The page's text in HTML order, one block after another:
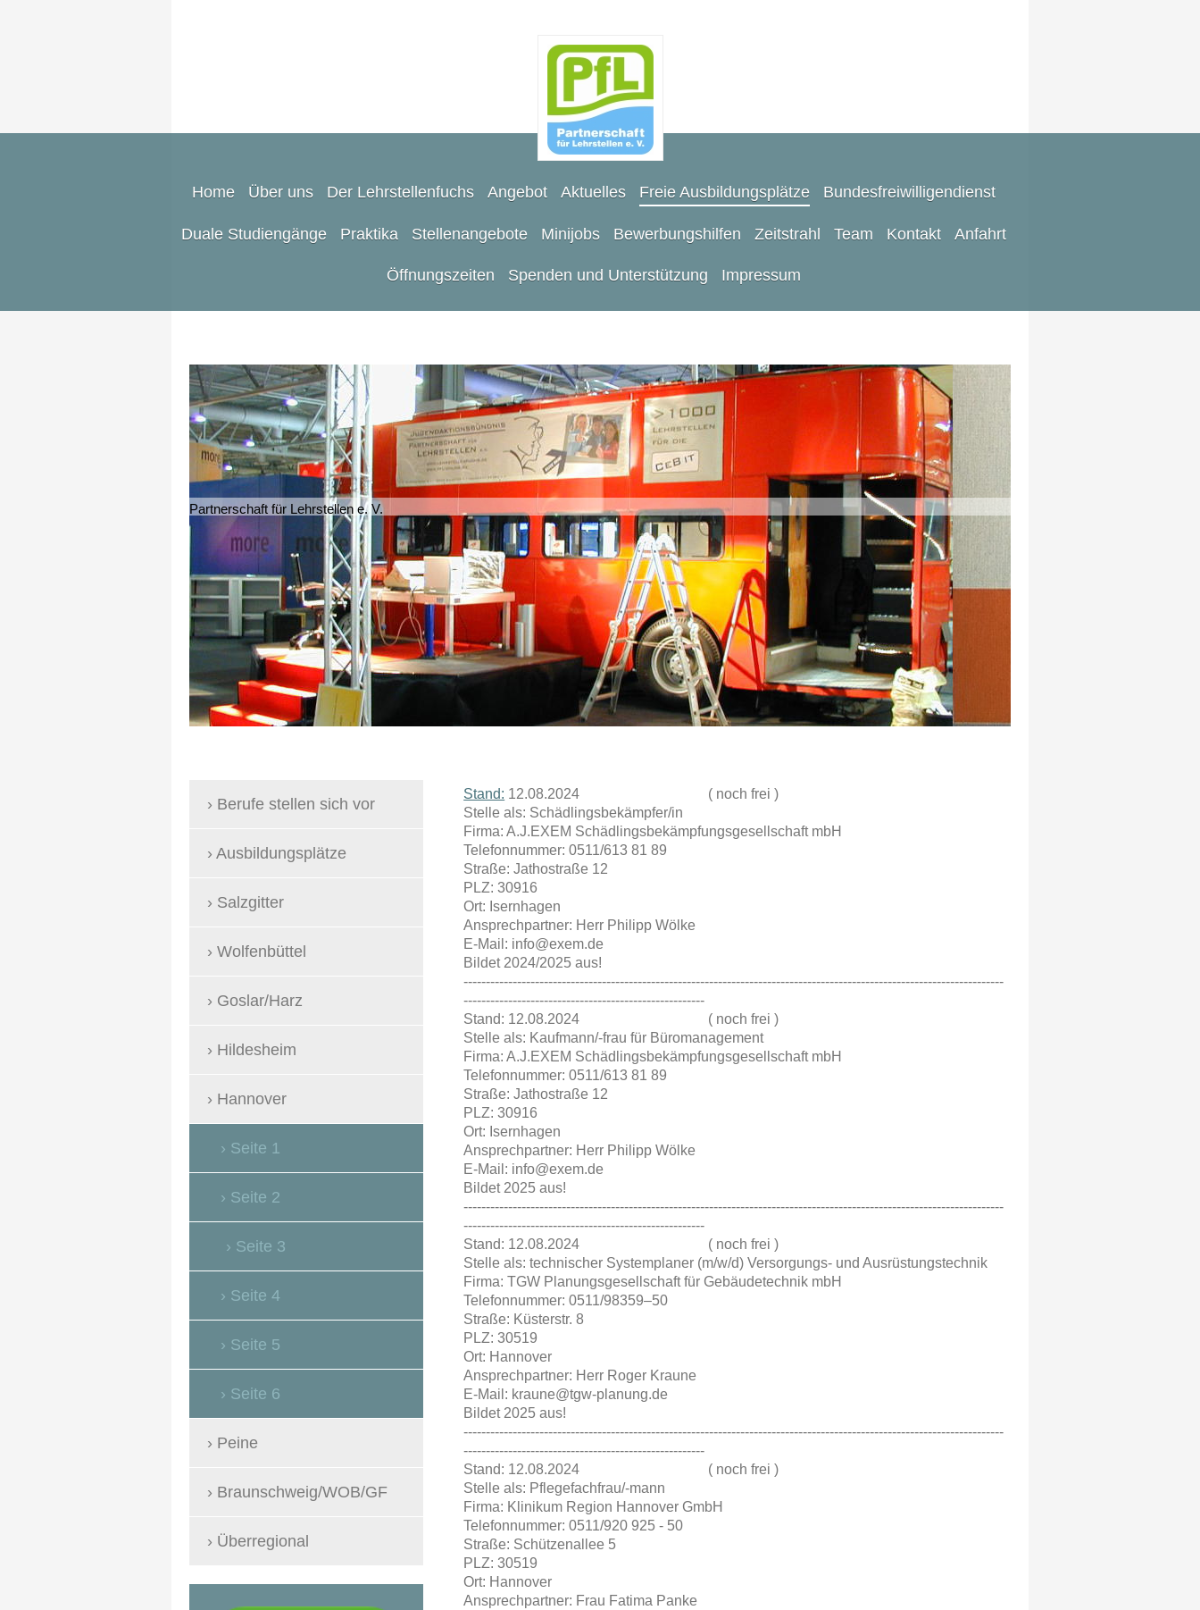
Home Über uns Der Lehrstellenfuchs Angebot Aktuelles Freie Ausbildungsplätze Bundesfreiwilligendienst
Duale Studiengänge Praktika Stellenangebote Minijobs Bewerbungshilfen Zeitstrahl Team Kontakt Anfahrt
Öffnungszeiten Spenden und Unterstützung Impressum
Partnerschaft für Lehrstellen e. V.
Stand: 12.08.2024 ( noch frei )
Stelle als: Schädlingsbekämpfer/in
Firma: A.J.EXEM Schädlingsbekämpfungsgesellschaft mbH
Telefonnummer: 0511/613 81 89
Straße: Jathostraße 12
PLZ: 30916
Ort: Isernhagen
Ansprechpartner: Herr Philipp Wölke
E-Mail: info@exem.de
Bildet 2024/2025 aus!
-------------------------------------------------------------------------------------------------------------------------
------------------------------------------------------
Stand: 12.08.2024 ( noch frei )
Stelle als: Kaufmann/-frau für Büromanagement
Firma: A.J.EXEM Schädlingsbekämpfungsgesellschaft mbH
Telefonnummer: 0511/613 81 89
Straße: Jathostraße 12
PLZ: 30916
Ort: Isernhagen
Ansprechpartner: Herr Philipp Wölke
E-Mail: info@exem.de
Bildet 2025 aus!
-------------------------------------------------------------------------------------------------------------------------
------------------------------------------------------
Stand: 12.08.2024 ( noch frei )
Stelle als: technischer Systemplaner (m/w/d) Versorgungs- und Ausrüstungstechnik
Firma: TGW Planungsgesellschaft für Gebäudetechnik mbH
Telefonnummer: 0511/98359–50
Straße: Küsterstr. 8
PLZ: 30519
Ort: Hannover
Ansprechpartner: Herr Roger Kraune
E-Mail: kraune@tgw-planung.de
Bildet 2025 aus!
-------------------------------------------------------------------------------------------------------------------------
------------------------------------------------------
Stand: 12.08.2024 ( noch frei )
Stelle als: Pflegefachfrau/-mann
Firma: Klinikum Region Hannover GmbH
Telefonnummer: 0511/920 925 - 50
Straße: Schützenallee 5
PLZ: 30519
Ort: Hannover
Ansprechpartner: Frau Fatima Panke
Berufe stellen sich vor
Ausbildungsplätze
Salzgitter
Wolfenbüttel
Goslar/Harz
Hildesheim
Hannover
Seite 1
Seite 2
Seite 3
Seite 4
Seite 5
Seite 6
Peine
Braunschweig/WOB/GF
Überregional